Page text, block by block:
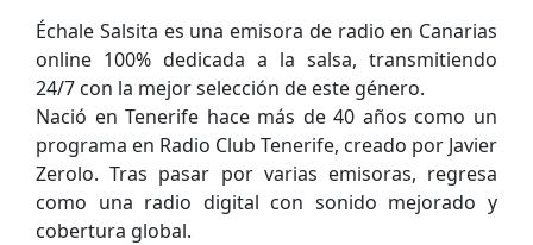
Échale Salsita es una emisora de radio en Canarias
online 100% dedicada a la salsa, transmitiendo
24/7 con la mejor selección de este género.
Nació en Tenerife hace más de 40 años como un
programa en Radio Club Tenerife, creado por Javier
Zerolo. Tras pasar por varias emisoras, regresa
como una radio digital con sonido mejorado y
cobertura global.